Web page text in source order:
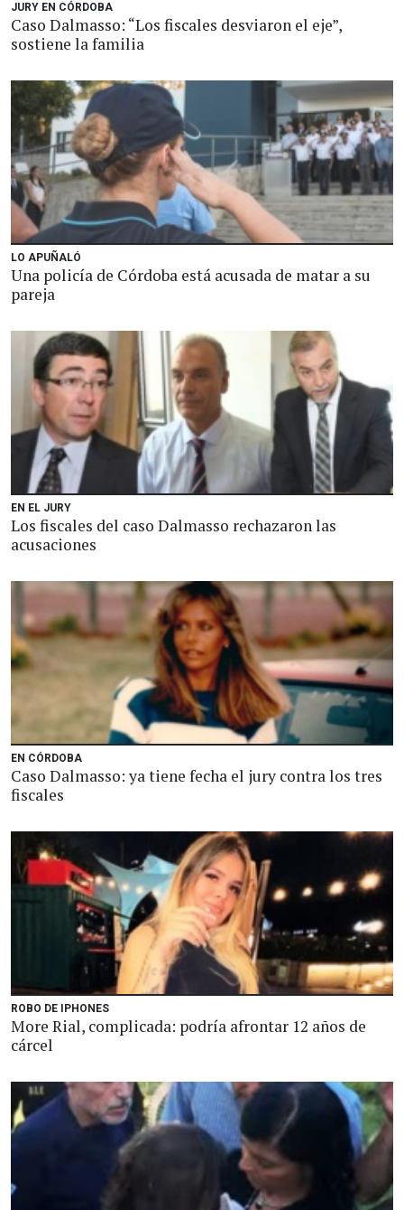
JURY EN CÓRDOBA
Caso Dalmasso: “Los fiscales desviaron el eje”,
sostiene la familia
LO APUÑALÓ
Una policía de Córdoba está acusada de matar a su
pareja
EN EL JURY
Los fiscales del caso Dalmasso rechazaron las
acusaciones
EN CÓRDOBA
Caso Dalmasso: ya tiene fecha el jury contra los tres
fiscales
ROBO DE IPHONES
More Rial, complicada: podría afrontar 12 años de
cárcel